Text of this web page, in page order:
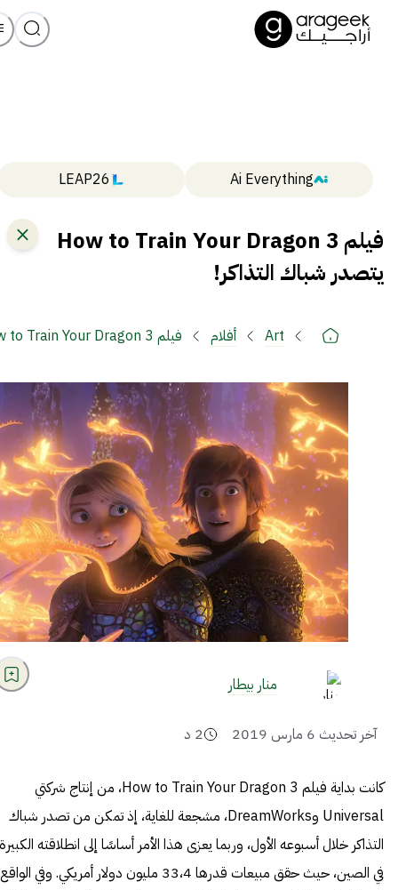
Ai Everything
LEAP26
فيلم How to Train Your Dragon 3
يتصدر شباك التذاكر!
Art أفلام فيلم How to Train Your Dragon 3 يتصدر شباك التذاكر!
منار بيطار
آخر تحديث 6 مارس 2019 2 د
كانت بداية فيلم How to Train Your Dragon 3، من إنتاج شركتي
Universal وDreamWorks، مشجعة للغاية، إذ تمكن من تصدر شباك
التذاكر خلال أسبوعه الأول، وربما يعزى هذا الأمر أساسًا إلى انطلاقته الكبيرة
في الصين، حيث حقق مبيعات قدرها 33،4 مليون دولار أمريكي. وفي